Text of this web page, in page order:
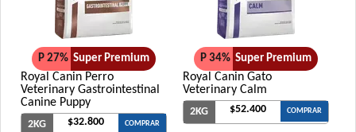
P 27% Super Premium
Royal Canin Perro
Veterinary Gastrointestinal
Canine Puppy
2KG $32.800 COMPRAR
P 34% Super Premium
Royal Canin Gato
Veterinary Calm
2KG $52.400 COMPRAR